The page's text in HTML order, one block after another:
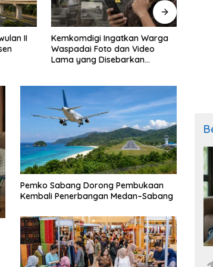
Bantuan Beras untuk 33,24
Juta Keluarga Mulai Disalurkan
17 Agustus
Pemko Sabang Dorong Pembukaan
Kembali Penerbangan Medan–Sabang